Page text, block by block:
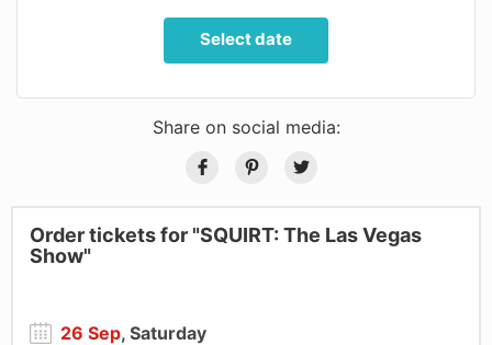
Select date
Share on social media:
Order tickets for "SQUIRT: The Las Vegas
Show"
26 Sep, Saturday